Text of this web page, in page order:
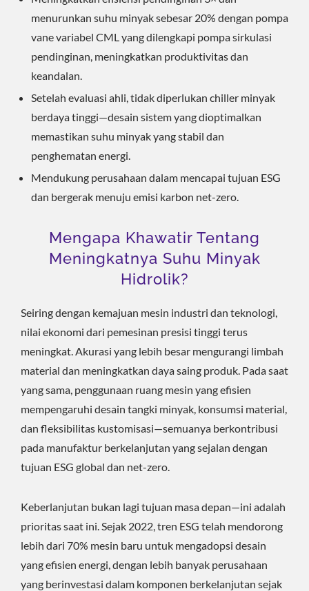
menurunkan suhu minyak sebesar 20% dengan pompa
vane variabel CML yang dilengkapi pompa sirkulasi
pendinginan, meningkatkan produktivitas dan
keandalan.
Setelah evaluasi ahli, tidak diperlukan chiller minyak
berdaya tinggi—desain sistem yang dioptimalkan
memastikan suhu minyak yang stabil dan
penghematan energi.
Mendukung perusahaan dalam mencapai tujuan ESG
dan bergerak menuju emisi karbon net-zero.
Mengapa Khawatir Tentang
Meningkatnya Suhu Minyak
Hidrolik?
Seiring dengan kemajuan mesin industri dan teknologi,
nilai ekonomi dari pemesinan presisi tinggi terus
meningkat. Akurasi yang lebih besar mengurangi limbah
material dan meningkatkan daya saing produk. Pada saat
yang sama, penggunaan ruang mesin yang efisien
mempengaruhi desain tangki minyak, konsumsi material,
dan fleksibilitas kustomisasi—semuanya berkontribusi
pada manufaktur berkelanjutan yang sejalan dengan
tujuan ESG global dan net-zero.
Keberlanjutan bukan lagi tujuan masa depan—ini adalah
prioritas saat ini. Sejak 2022, tren ESG telah mendorong
lebih dari 70% mesin baru untuk mengadopsi desain
yang efisien energi, dengan lebih banyak perusahaan
yang berinvestasi dalam komponen berkelanjutan sejak